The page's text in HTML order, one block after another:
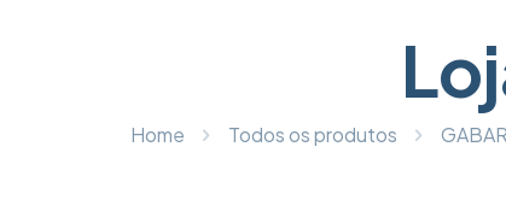
Home Todos os produtos